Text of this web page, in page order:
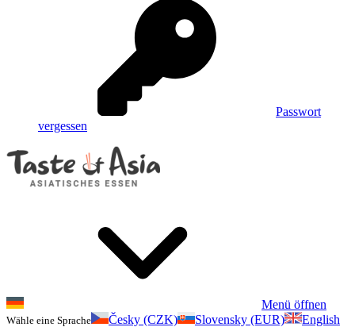
Passwort
vergessen
Menü öffnen
Wähle eine Sprache Česky (CZK) Slovensky (EUR)
English